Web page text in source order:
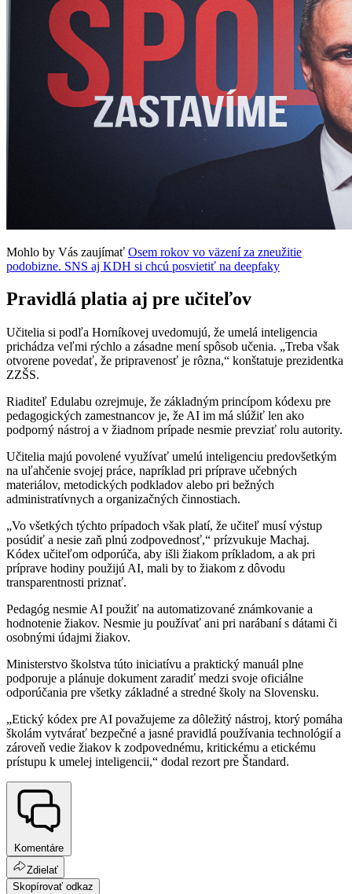
Mohlo by Vás zaujímať Osem rokov vo väzení za zneužitie
podobizne. SNS aj KDH si chcú posvietiť na deepfaky
Pravidlá platia aj pre učiteľov
Učitelia si podľa Horníkovej uvedomujú, že umelá inteligencia
prichádza veľmi rýchlo a zásadne mení spôsob učenia. „Treba však
otvorene povedať, že pripravenosť je rôzna,“ konštatuje prezidentka
ZZŠS.
Riaditeľ Edulabu ozrejmuje, že základným princípom kódexu pre
pedagogických zamestnancov je, že AI im má slúžiť len ako
podporný nástroj a v žiadnom prípade nesmie prevziať rolu autority.
Učitelia majú povolené využívať umelú inteligenciu predovšetkým
na uľahčenie svojej práce, napríklad pri príprave učebných
materiálov, metodických podkladov alebo pri bežných
administratívnych a organizačných činnostiach.
„Vo všetkých týchto prípadoch však platí, že učiteľ musí výstup
posúdiť a nesie zaň plnú zodpovednosť,“ prízvukuje Machaj.
Kódex učiteľom odporúča, aby išli žiakom príkladom, a ak pri
príprave hodiny použijú AI, mali by to žiakom z dôvodu
transparentnosti priznať.
Pedagóg nesmie AI použiť na automatizované známkovanie a
hodnotenie žiakov. Nesmie ju používať ani pri narábaní s dátami či
osobnými údajmi žiakov.
Ministerstvo školstva túto iniciatívu a praktický manuál plne
podporuje a plánuje dokument zaradiť medzi svoje oficiálne
odporúčania pre všetky základné a stredné školy na Slovensku.
„Etický kódex pre AI považujeme za dôležitý nástroj, ktorý pomáha
školám vytvárať bezpečné a jasné pravidlá používania technológií a
zároveň vedie žiakov k zodpovednému, kritickému a etickému
prístupu k umelej inteligencii,“ dodal rezort pre Štandard.
Komentáre
Zdielať
Skopírovať odkaz